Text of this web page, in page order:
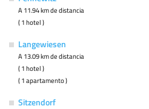
A 11.94 km de distancia
( 1 hotel )
Langewiesen
A 13.09 km de distancia
( 1 hotel )
( 1 apartamento )
Sitzendorf